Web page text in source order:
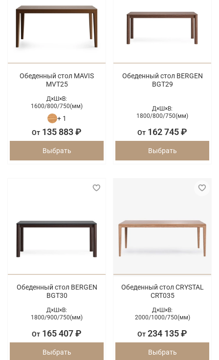
Обеденный стол MAVIS
MVT25
Д×Ш×В:
1600/800/750(мм)
+ 1
От 135 883 ₽
Выбрать
Обеденный стол BERGEN
BGT29
Д×Ш×В:
1800/800/750(мм)
От 162 745 ₽
Выбрать
Обеденный стол BERGEN
BGT30
Д×Ш×В:
1800/900/750(мм)
От 165 407 ₽
Выбрать
Обеденный стол CRYSTAL
CRT035
Д×Ш×В:
2000/1000/750(мм)
От 234 135 ₽
Выбрать